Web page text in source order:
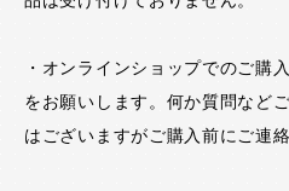
・オンラインショップでのご購
をお願いします。何か質問など
はございますがご購入前にご連